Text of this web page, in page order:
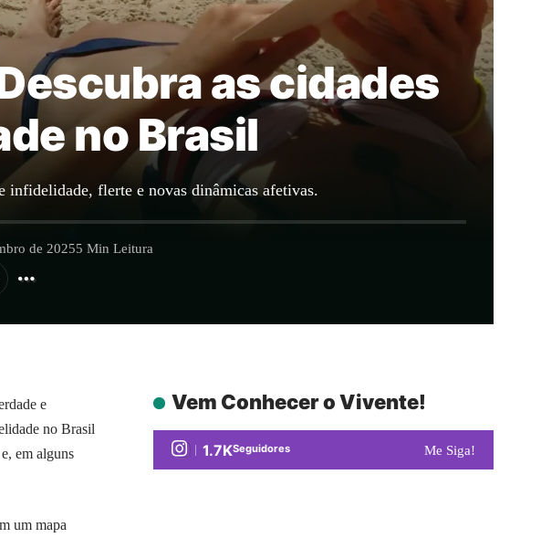
as cidades
no Brasil
infidelidade, flerte e novas dinâmicas afetivas.
de 20255 Min Leitura
e
no Brasil
em alguns
um mapa
Vem Conhecer o Vivente!
1.7KSeguidores Me Siga!